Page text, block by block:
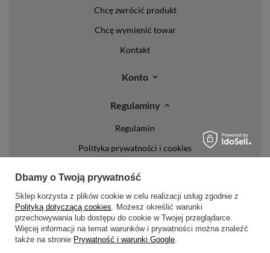
Chcę zwrócić produkt
Chcę wymienić towar
Kontakt
Konto
Regulaminy
Regulamin
Polityka prywatności i cookies
Formy dostawy
Media społecznościowe
Dbamy o Twoją prywatność
Sklep korzysta z plików cookie w celu realizacji usług zgodnie z
Polityką dotyczącą cookies. Możesz określić warunki
przechowywania lub dostępu do cookie w Twojej przeglądarce.
Więcej informacji na temat warunków i prywatności można znaleźć
także na stronie Prywatność i warunki Google.